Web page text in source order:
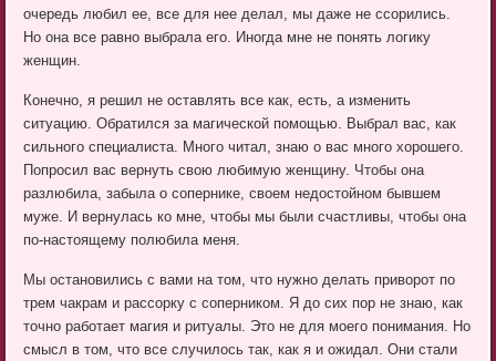
очередь любил ее, все для нее делал, мы даже не ссорились.
Но она все равно выбрала его. Иногда мне не понять логику
женщин.
Конечно, я решил не оставлять все как, есть, а изменить
ситуацию. Обратился за магической помощью. Выбрал вас, как
сильного специалиста. Много читал, знаю о вас много хорошего.
Попросил вас вернуть свою любимую женщину. Чтобы она
разлюбила, забыла о сопернике, своем недостойном бывшем
муже. И вернулась ко мне, чтобы мы были счастливы, чтобы она
по-настоящему полюбила меня.
Мы остановились с вами на том, что нужно делать приворот по
трем чакрам и рассорку с соперником. Я до сих пор не знаю, как
точно работает магия и ритуалы. Это не для моего понимания. Но
смысл в том, что все случилось так, как я и ожидал. Они стали